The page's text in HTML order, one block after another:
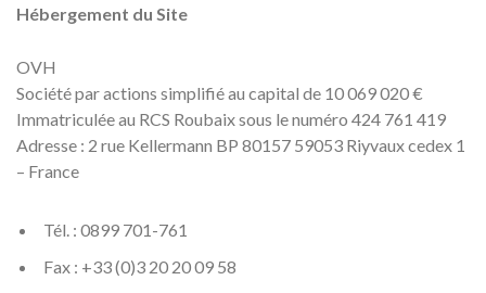
Hébergement du Site
OVH
Société par actions simplifié au capital de 10 069 020 €
Immatriculée au RCS Roubaix sous le numéro 424 761 419
Adresse : 2 rue Kellermann BP 80157 59053 Riyvaux cedex 1
– France
Tél. : 0899 701-761
Fax : +33 (0)3 20 20 09 58